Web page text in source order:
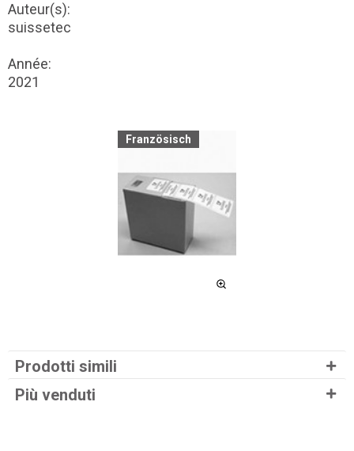
Auteur(s):
suissetec
Année:
2021
Französisch
Prodotti simili
Più venduti